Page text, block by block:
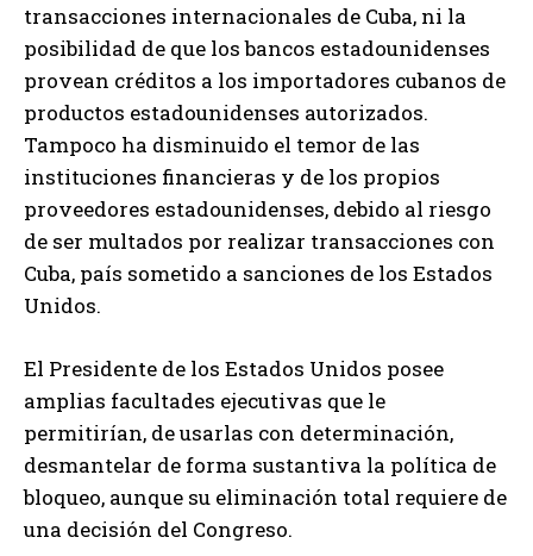
transacciones internacionales de Cuba, ni la
posibilidad de que los bancos estadounidenses
provean créditos a los importadores cubanos de
productos estadounidenses autorizados.
Tampoco ha disminuido el temor de las
instituciones financieras y de los propios
proveedores estadounidenses, debido al riesgo
de ser multados por realizar transacciones con
Cuba, país sometido a sanciones de los Estados
Unidos.
El Presidente de los Estados Unidos posee
amplias facultades ejecutivas que le
permitirían, de usarlas con determinación,
desmantelar de forma sustantiva la política de
bloqueo, aunque su eliminación total requiere de
una decisión del Congreso.